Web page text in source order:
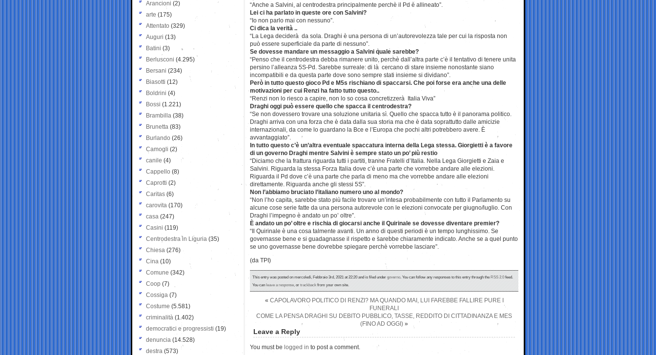
“Anche a Salvini, al centrodestra principalmente perchè il Pd è allineato”.
Lei ci ha parlato in queste ore con Salvini?
“Io non parlo mai con nessuno”.
Ci dica la verità ..
“La Lega deciderà da sola. Draghi è una persona di un’autorevolezza tale per cui la risposta non
può essere superficiale da parte di nessuno”.
Se dovesse mandare un messaggio a Salvini quale sarebbe?
“Penso che il centrodestra debba rimanere unito, perchè dall’altra parte c’è il tentativo di tenere unita
persino l’alleanza 5S-Pd. Sarebbe surreale: di là cercano di stare insieme nonostante siano
incompatibili e da questa parte dove sono sempre stati insieme si dividano”.
Però in tutto questo gioco Pd e M5s rischiano di spaccarsi. Che poi forse era anche una delle
motivazioni per cui Renzi ha fatto tutto questo..
“Renzi non lo riesco a capire, non lo so cosa concretizzerà Italia Viva”
Draghi oggi può essere quello che spacca il centrodestra?
“Se non dovessero trovare una soluzione unitaria sì. Quello che spacca tutto è il panorama politico.
Draghi arriva con una forza che è data dalla sua storia ma che è data soprattutto dalle amicizie
internazionali, da come lo guardano la Bce e l’Europa che pochi altri potrebbero avere. È
avvantaggiato”.
In tutto questo c’è un’altra eventuale spaccatura interna della Lega stessa. Giorgietti è a favore
di un governo Draghi mentre Salvini è sempre stato un po’ più restio
“Diciamo che la frattura riguarda tutti i partiti, tranne Fratelli d’Italia. Nella Lega Giorgietti e Zaia e
Salvini. Riguarda la stessa Forza Italia dove c’è una parte che vorrebbe andare alle elezioni.
Riguarda il Pd dove c’è una parte che parla di meno ma che vorrebbe andare alle elezioni
direttamente. Riguarda anche gli stessi 5S”.
Non l’abbiamo bruciato l’italiano numero uno al mondo?
“Non l’ho capita, sarebbe stato più facile trovare un’intesa probabilmente con tutto il Parlamento su
alcune cose serie fatte da una persona autorevole con le elezioni convocate per giugno/luglio. Con
Draghi l’impegno è andato un po’ oltre”.
È andato un po’ oltre e rischia di giocarsi anche il Quirinale se dovesse diventare premier?
“Il Quirinale è una cosa talmente avanti. Un anno di questi periodi è un tempo lunghissimo. Se
governasse bene e si guadagnasse il rispetto e sarebbe chiaramente indicato. Anche se a quel punto
se uno governasse bene dovrebbe spiegare perchè vorrebbe lasciare”.
(da TPI)
This entry was posted on mercoledì, Febbraio 3rd, 2021 at 22:20 and is filed undergoverno. You can follow any responses to this entry through theRSS 2.0feed.
You canleave a response, ortrackbackfrom your own site.
« CAPOLAVORO POLITICO DI RENZI? MA QUANDO MAI, LUI FAREBBE FALLIRE PURE I
FUNERALI
COME LA PENSA DRAGHI SU DEBITO PUBBLICO, TASSE, REDDITO DI CITTADINANZA E MES
(FINO AD OGGI) »
Leave a Reply
You must be logged in to post a comment.
Arancioni (2)
arte (175)
Attentato (329)
Auguri (13)
Batini (3)
Berlusconi (4.295)
Bersani (234)
Biasotti (12)
Boldrini (4)
Bossi (1.221)
Brambilla (38)
Brunetta (83)
Burlando (26)
Camogli (2)
canile (4)
Cappello (8)
Caprotti (2)
Caritas (6)
carovita (170)
casa (247)
Casini (119)
Centrodestra in Liguria (35)
Chiesa (276)
Cina (10)
Comune (342)
Coop (7)
Cossiga (7)
Costume (5.581)
criminalità (1.402)
democratici e progressisti (19)
denuncia (14.528)
destra (573)